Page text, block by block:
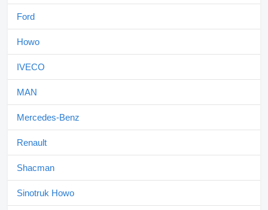
Ford
Howo
IVECO
MAN
Mercedes-Benz
Renault
Shacman
Sinotruk Howo